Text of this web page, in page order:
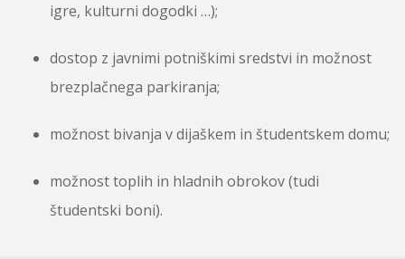
igre, kulturni dogodki …);
dostop z javnimi potniškimi sredstvi in možnost
brezplačnega parkiranja;
možnost bivanja v dijaškem in študentskem domu;
možnost toplih in hladnih obrokov (tudi
študentski boni).